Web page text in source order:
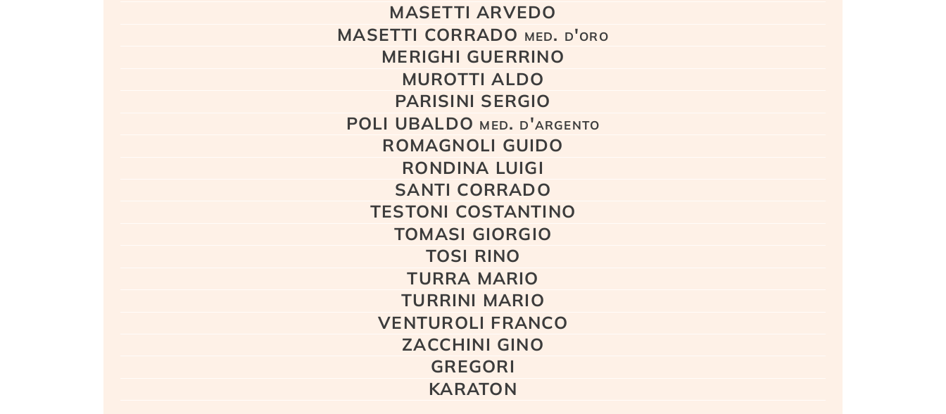
MASETTI ARVEDO
MASETTI CORRADO med. d'oro
MERIGHI GUERRINO
MUROTTI ALDO
PARISINI SERGIO
POLI UBALDO med. d'argento
ROMAGNOLI GUIDO
RONDINA LUIGI
SANTI CORRADO
TESTONI COSTANTINO
TOMASI GIORGIO
TOSI RINO
TURRA MARIO
TURRINI MARIO
VENTUROLI FRANCO
ZACCHINI GINO
GREGORI
KARATON